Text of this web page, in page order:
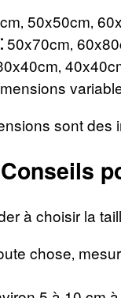
50x50cm‚
50x70cm‚
sont
Conseils
à choisir la
chose‚